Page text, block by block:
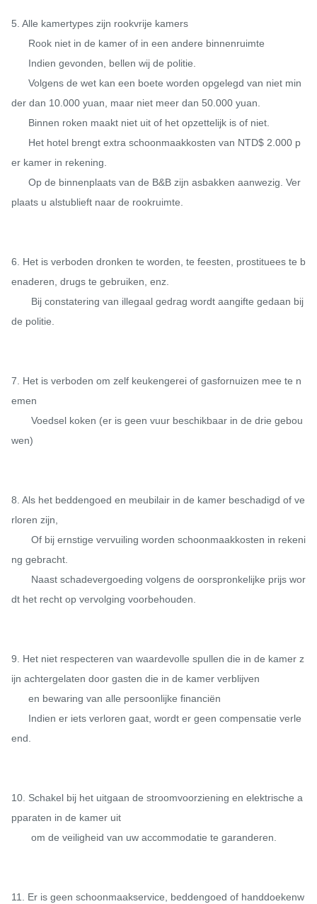
5. Alle kamertypes zijn rookvrije kamers
der dan 10.000 yuan, maar niet meer dan 50.000 yuan.
er kamer in rekening.
plaats u alstublieft naar de rookruimte.
6. Het is verboden dronken te worden, te feesten, prostituees te b
enaderen, drugs te gebruiken, enz.
de politie.
7. Het is verboden om zelf keukengerei of gasfornuizen mee te n
emen
wen)
8. Als het beddengoed en meubilair in de kamer beschadigd of ve
rloren zijn,
ng gebracht.
dt het recht op vervolging voorbehouden.
9. Het niet respecteren van waardevolle spullen die in de kamer z
ijn achtergelaten door gasten die in de kamer verblijven
end.
10. Schakel bij het uitgaan de stroomvoorziening en elektrische a
pparaten in de kamer uit
11. Er is geen schoonmaakservice, beddengoed of handdoekenw